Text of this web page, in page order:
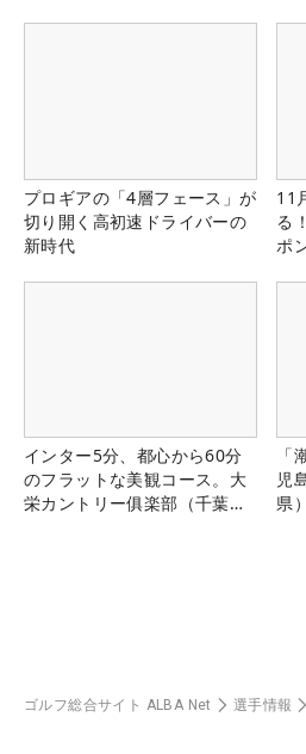
プロギアの「4層フェース」が
切り開く高初速ドライバーの
新時代
11
る
ポ
インター5分、都心から60分
のフラットな美観コース。大
栄カントリー俱楽部（千葉
「
児
県
ゴルフ総合サイト ALBA Net 選手情報